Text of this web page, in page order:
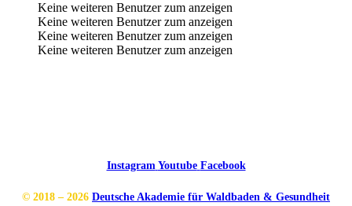
Keine weiteren Benutzer zum anzeigen
Keine weiteren Benutzer zum anzeigen
Keine weiteren Benutzer zum anzeigen
Keine weiteren Benutzer zum anzeigen
Instagram Youtube Facebook
© 2018 – 2026 Deutsche Akademie für Waldbaden & Gesundheit